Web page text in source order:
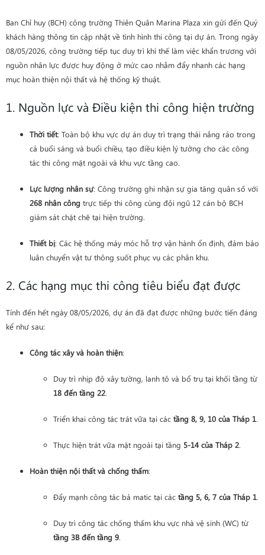
Ban Chỉ huy (BCH) công trường Thiên Quân Marina Plaza xin gửi đến Quý
khách hàng thông tin cập nhật về tình hình thi công tại dự án. Trong ngày
08/05/2026, công trường tiếp tục duy trì khí thế làm việc khẩn trương với
nguồn nhân lực được huy động ở mức cao nhằm đẩy nhanh các hạng
mục hoàn thiện nội thất và hệ thống kỹ thuật.
1. Nguồn lực và Điều kiện thi công hiện trường
Thời tiết: Toàn bộ khu vực dự án duy trì trạng thái nắng ráo trong
cả buổi sáng và buổi chiều, tạo điều kiện lý tưởng cho các công
tác thi công mặt ngoài và khu vực tầng cao.
Lực lượng nhân sự: Công trường ghi nhận sự gia tăng quân số với
268 nhân công trực tiếp thi công cùng đội ngũ 12 cán bộ BCH
giám sát chặt chẽ tại hiện trường.
Thiết bị: Các hệ thống máy móc hỗ trợ vận hành ổn định, đảm bảo
luân chuyển vật tư thông suốt phục vụ các phân khu.
2. Các hạng mục thi công tiêu biểu đạt được
Tính đến hết ngày 08/05/2026, dự án đã đạt được những bước tiến đáng
kể như sau:
Công tác xây và hoàn thiện:
Duy trì nhịp độ xây tường, lanh tô và bổ trụ tại khối tầng từ
18 đến tầng 22.
Triển khai công tác trát vữa tại các tầng 8, 9, 10 của Tháp 1.
Thực hiện trát vữa mặt ngoài tại tầng 5-14 của Tháp 2.
Hoàn thiện nội thất và chống thấm:
Đẩy mạnh công tác bả matic tại các tầng 5, 6, 7 của Tháp 1.
Duy trì công tác chống thấm khu vực nhà vệ sinh (WC) từ
tầng 3B đến tầng 9.